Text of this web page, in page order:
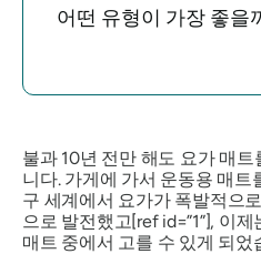
어떤 유형이 가장 좋을
불과 10년 전만 해도 요가 매
니다. 가게에 가서 운동용 매트
구 세계에서 요가가 폭발적으
으로 발전했고[ref id=”1”], 이
매트 중에서 고를 수 있게 되었